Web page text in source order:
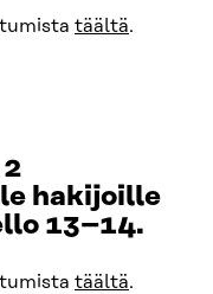
täältä.
hakijoille
13–14.
täältä.